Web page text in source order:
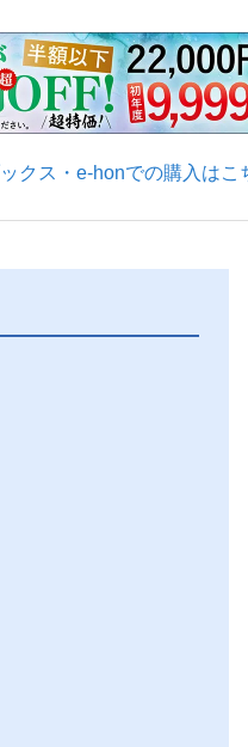
マが悪者扱いされているのが
クス・e-honでの購入はこ